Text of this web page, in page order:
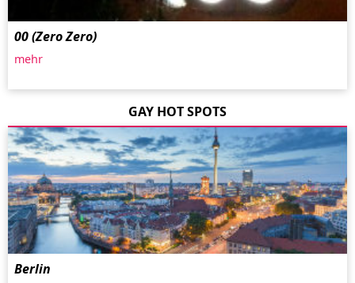
00 (Zero Zero)
mehr
GAY HOT SPOTS
Berlin